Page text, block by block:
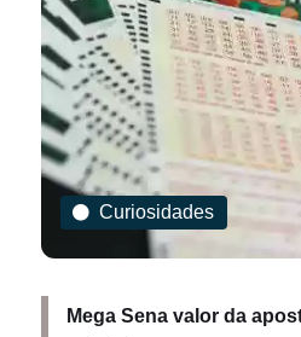
Curiosidades
Mega Sena valor da